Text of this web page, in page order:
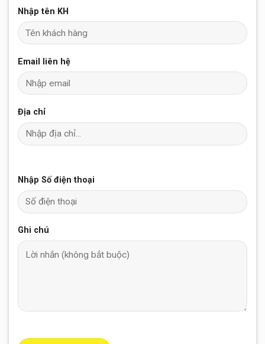
Nhập tên KH
Email liên hệ
Địa chỉ
Nhập Số điện thoại
Ghi chú